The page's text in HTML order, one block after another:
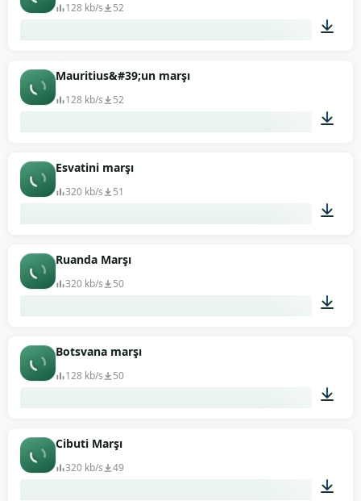
128 kb/s 52
Mauritius&#39;un marşı
128 kb/s 52
Esvatini marşı
320 kb/s 51
Ruanda Marşı
320 kb/s 50
Botsvana marşı
128 kb/s 50
Cibuti Marşı
320 kb/s 49